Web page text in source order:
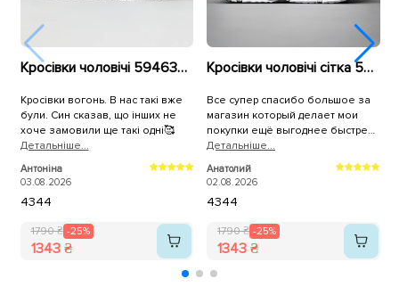
Кросівки чоловічі 594637 Сині
Кросівки вогонь. В нас такі вже
були. Син сказав, що інших не
хоче замовили ще такі одні🥰
Детальнiше...
Антоніна
03.08.2026
4344
1790 ₴ -25%
1343 ₴
Кросівки чоловічі сітка 594396 Білі
Все супер спасибо большое за
магазин который делает мои
покупки ещё выгоднее быстрее
и качественнее,спасибо
большое всему коллективу
магазина Sezon.ua за самоё
продукции и быструю доставку на
Детальнiше...
Анатолий
02.08.2026
4344
1790 ₴ -25%
1343 ₴